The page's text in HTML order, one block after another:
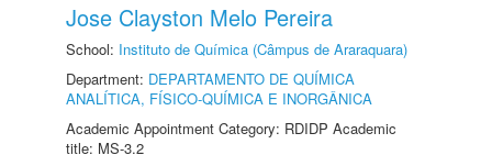
Jose Clayston Melo Pereira
School: Instituto de Química (Câmpus de Araraquara)
Department: DEPARTAMENTO DE QUÍMICA
ANALÍTICA, FÍSICO-QUÍMICA E INORGÂNICA
Academic Appointment Category: RDIDP Academic
title: MS-3.2